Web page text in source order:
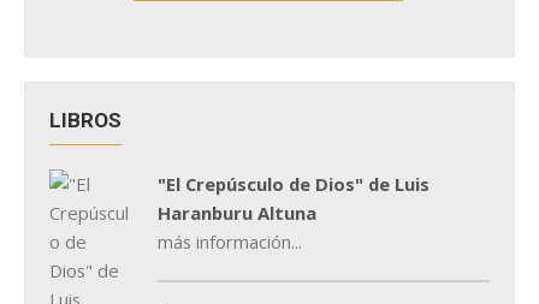
LIBROS
"El Crepúsculo de Dios" de Luis
Haranburu Altuna
más información...